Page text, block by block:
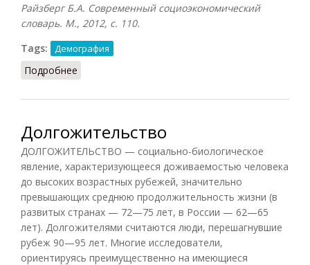
Райзберг Б.А. Современный социоэкономический
словарь. М., 2012, с. 110.
Tags:
Демография
Подробнее
Долгожительство
ДОЛГОЖИТЕЛЬСТВО — социально-биологическое
явление, характеризующееся доживаемостью человека
до высоких возрастных рубежей, значительно
превышающих среднюю продолжительность жизни (в
развитых странах — 72—75 лет, в России — 62—65
лет). Долгожителями считаются люди, перешагнувшие
рубеж 90—95 лет. Многие исследователи,
ориентируясь преимущественно на имеющиеся